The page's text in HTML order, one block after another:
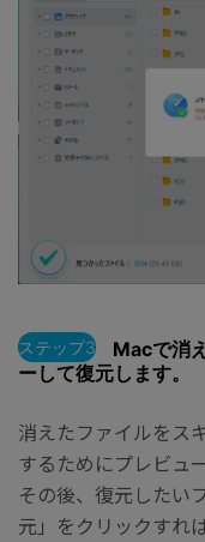
ステップ3
Macで消
ーして復元します。
消えたファイルをス
するためにプレビュ
その後、復元したい
元」をクリックすれ